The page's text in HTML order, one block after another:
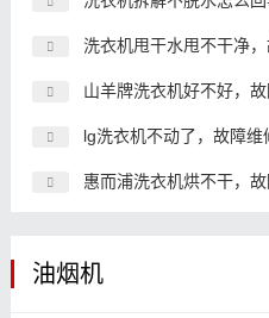
洗衣机甩干水甩不干净
山羊牌洗衣机好不好，
lg洗衣机不动了，故障维
惠而浦洗衣机烘不干，
油烟机